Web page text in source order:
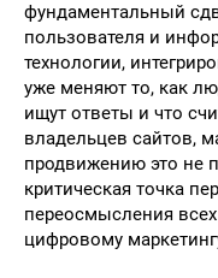
фундаментальный
пользователя и
технологии,
уже меняют то, как
ищут ответы и что
владельцев сайтов,
продвижению это не
критическая точка
переосмысления всех
цифровому